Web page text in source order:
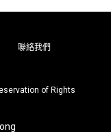
聯絡我們
of Rights